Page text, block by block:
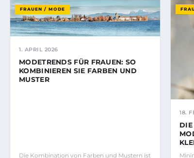
FRAUEN / MODE
1. APRIL 2026
MODETRENDS FÜR FRAUEN: SO
KOMBINIEREN SIE FARBEN UND
MUSTER
Die Kombination von Farben und Mustern ist
18.
DIE